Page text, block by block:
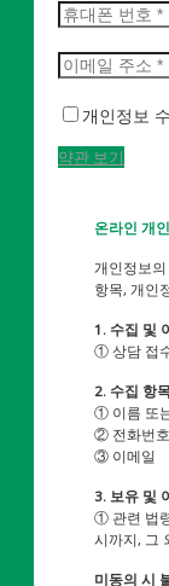
개인정보
약관 보기
온라인 개
개인정보
항목, 개인
1. 수집 및
① 상담 접
2. 수집 항
① 이름 또
② 전화번호
③ 이메일
3. 보유 및
① 관련 법
시까지, 그
미동의 시